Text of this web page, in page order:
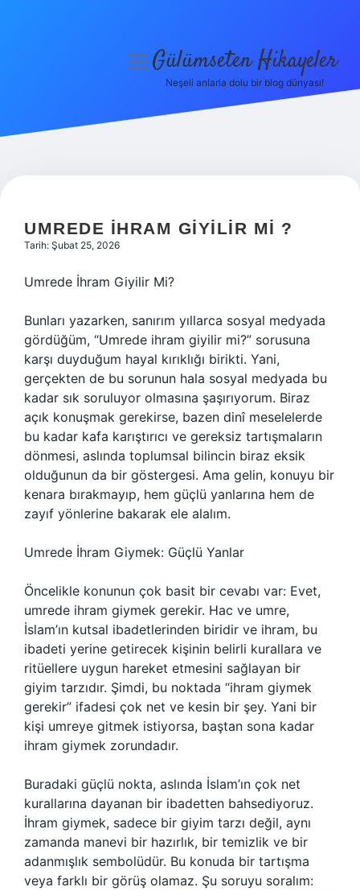
Hakkımızda
menüyüGülümseten Hikayeler
Neşeli anlarla dolu bir blog dünyası!
UMREDE IHRAM GIYILIR MI ?
Tarih: Şubat 25, 2026
Umrede İhram Giyilir Mi?
Bunları yazarken, sanırım yıllarca sosyal medyada
gördüğüm, “Umrede ihram giyilir mi?” sorusuna
karşı duyduğum hayal kırıklığı birikti. Yani,
gerçekten de bu sorunun hala sosyal medyada bu
kadar sık soruluyor olmasına şaşırıyorum. Biraz
açık konuşmak gerekirse, bazen dinî meselelerde
bu kadar kafa karıştırıcı ve gereksiz tartışmaların
dönmesi, aslında toplumsal bilincin biraz eksik
olduğunun da bir göstergesi. Ama gelin, konuyu bir
kenara bırakmayıp, hem güçlü yanlarına hem de
zayıf yönlerine bakarak ele alalım.
Umrede İhram Giymek: Güçlü Yanlar
Öncelikle konunun çok basit bir cevabı var: Evet,
umrede ihram giymek gerekir. Hac ve umre,
İslam’ın kutsal ibadetlerinden biridir ve ihram, bu
ibadeti yerine getirecek kişinin belirli kurallara ve
ritüellere uygun hareket etmesini sağlayan bir
giyim tarzıdır. Şimdi, bu noktada “ihram giymek
gerekir” ifadesi çok net ve kesin bir şey. Yani bir
kişi umreye gitmek istiyorsa, baştan sona kadar
ihram giymek zorundadır.
Buradaki güçlü nokta, aslında İslam’ın çok net
kurallarına dayanan bir ibadetten bahsediyoruz.
İhram giymek, sadece bir giyim tarzı değil, aynı
zamanda manevi bir hazırlık, bir temizlik ve bir
adanmışlık sembolüdür. Bu konuda bir tartışma
veya farklı bir görüş olamaz. Şu soruyu soralım: